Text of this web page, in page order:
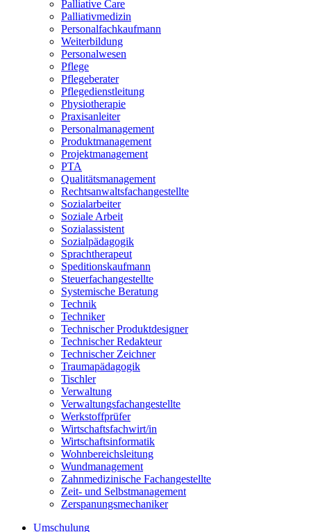
Palliative Care
Palliativmedizin
Personalfachkaufmann
Weiterbildung
Personalwesen
Pflege
Pflegeberater
Pflegedienstleitung
Physiotherapie
Praxisanleiter
Personalmanagement
Produktmanagement
Projektmanagement
PTA
Qualitätsmanagement
Rechtsanwaltsfachangestellte
Sozialarbeiter
Soziale Arbeit
Sozialassistent
Sozialpädagogik
Sprachtherapeut
Speditionskaufmann
Steuerfachangestellte
Systemische Beratung
Technik
Techniker
Technischer Produktdesigner
Technischer Redakteur
Technischer Zeichner
Traumapädagogik
Tischler
Verwaltung
Verwaltungsfachangestellte
Werkstoffprüfer
Wirtschaftsfachwirt/in
Wirtschaftsinformatik
Wohnbereichsleitung
Wundmanagement
Zahnmedizinische Fachangestellte
Zeit- und Selbstmanagement
Zerspanungsmechaniker
Umschulung